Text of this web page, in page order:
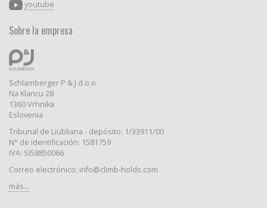
youtube
Sobre la empresa
Schlamberger P & J d.o.o
Na Klancu 28
1360 Vrhnika
Eslovenia
Tribunal de Liubliana - depósito: 1/33911/00
N° de identificación: 1581759
IVA: SI58850066
Correo electrónico: info@climb-holds.com
más...